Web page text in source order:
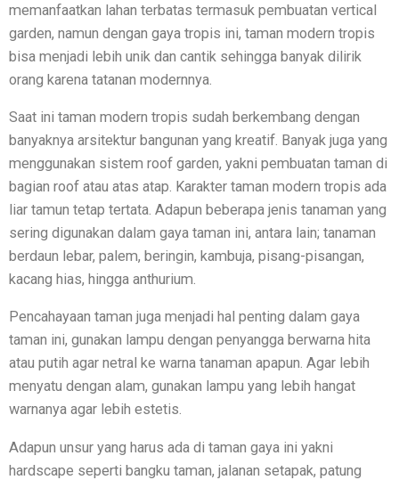
memanfaatkan lahan terbatas termasuk pembuatan vertical
garden, namun dengan gaya tropis ini, taman modern tropis
bisa menjadi lebih unik dan cantik sehingga banyak dilirik
orang karena tatanan modernnya.
Saat ini taman modern tropis sudah berkembang dengan
banyaknya arsitektur bangunan yang kreatif. Banyak juga yang
menggunakan sistem roof garden, yakni pembuatan taman di
bagian roof atau atas atap. Karakter taman modern tropis ada
liar tamun tetap tertata. Adapun beberapa jenis tanaman yang
sering digunakan dalam gaya taman ini, antara lain; tanaman
berdaun lebar, palem, beringin, kambuja, pisang-pisangan,
kacang hias, hingga anthurium.
Pencahayaan taman juga menjadi hal penting dalam gaya
taman ini, gunakan lampu dengan penyangga berwarna hita
atau putih agar netral ke warna tanaman apapun. Agar lebih
menyatu dengan alam, gunakan lampu yang lebih hangat
warnanya agar lebih estetis.
Adapun unsur yang harus ada di taman gaya ini yakni
hardscape seperti bangku taman, jalanan setapak, patung